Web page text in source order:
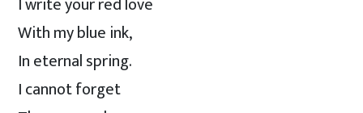
With my blue ink,
In eternal spring.
I cannot forget